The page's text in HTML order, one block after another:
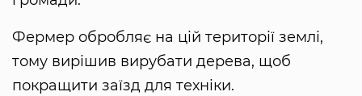
Фермер обробляє на цій території землі,
тому вирішив вирубати дерева, щоб
покращити заїзд для техніки.